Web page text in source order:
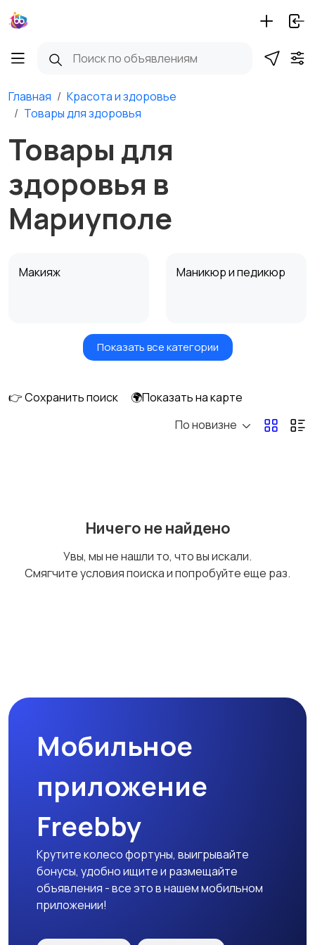
Главная
Красота и здоровье
Товары для здоровья
Товары для
здоровья в
Мариуполе
Макияж Маникюр и педикюр
Товары для здоровья Парфюмерия
Уход за кожей
Показать все категории
👉 Сохранить поиск
🌍Показать на карте
По новизне
Ничего не найдено
Увы, мы не нашли то, что вы искали.
Смягчите условия поиска и попробуйте еще раз.
Мобильное
приложение
Freebby
Крутите колесо фортуны, выигрывайте
бонусы, удобно ищите и размещайте
объявления - все это в нашем мобильном
приложении!